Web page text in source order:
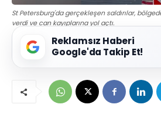
St Petersburg'da gerçekleşen saldırılar,
verdi ve can kayıplarına yol açtı.
Reklamsız Haberi
Google'da Takip Et!